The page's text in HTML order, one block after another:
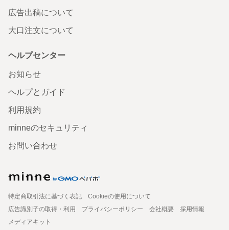
広告出稿について
大口注文について
ヘルプセンター
お知らせ
ヘルプとガイド
利用規約
minneのセキュリティ
お問い合わせ
特定商取引法に基づく表記
Cookieの使用について
広告識別子の取得・利用
プライバシーポリシー 会社概要
採用情報
メディアキット